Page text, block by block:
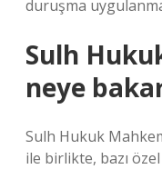
duruşma
Sulh
neye
Sulh Hukuk
ile birlikte, bazı